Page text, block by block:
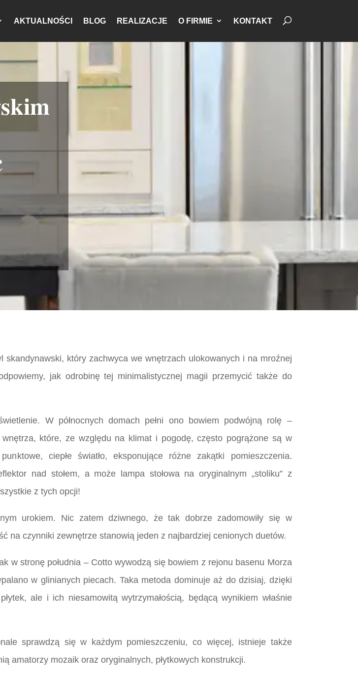
AKTUALNOŚCI BLOG REALIZACJE O FIRMIE KONTAKT
który zachwyca we wnętrzach ulokowanych i na mroźnej
jak odrobinę tej minimalistycznej magii przemycić także do
W północnych domach pełni ono bowiem podwójną rolę –
które, ze względu na klimat i pogodę, często pogrążone są w
ciepłe światło, eksponujące różne zakątki pomieszczenia.
nad stołem, a może lampa stołowa na oryginalnym „stoliku” z
z tych opcji!
urokiem. Nic zatem dziwnego, że tak dobrze zadomowiły się w
na czynniki zewnętrze stanowią jeden z najbardziej cenionych duetów.
w stronę południa – Cotto wywodzą się bowiem z rejonu basenu Morza
w glinianych piecach. Taka metoda dominuje aż do dzisiaj, dzięki
ale i ich niesamowitą wytrzymałością, będącą wynikiem właśnie
sprawdzą się w każdym pomieszczeniu, co więcej, istnieje także
amatorzy mozaik oraz oryginalnych, płytkowych konstrukcji.